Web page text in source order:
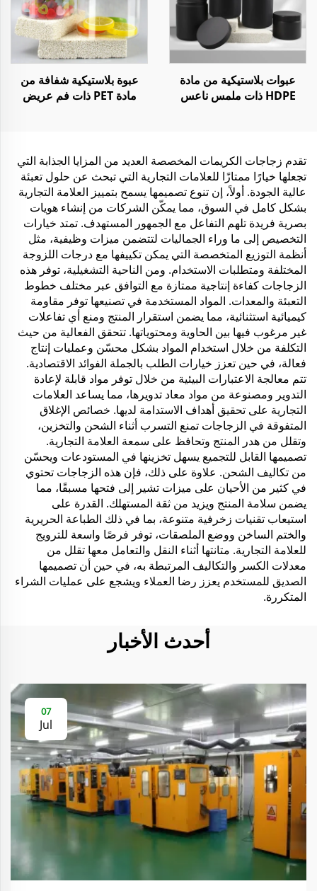
عبوات بلاستيكية من مادة
HDPE ذات ملمس ناعس
عبوة بلاستيكية شفافة من
مادة PET ذات فم عريض
تقدم زجاجات الكريمات المخصصة العديد من المزايا الجذابة التي
تجعلها خيارًا ممتازًا للعلامات التجارية التي تبحث عن حلول تعبئة
عالية الجودة. أولاً، إن تنوع تصميمها يسمح بتمييز العلامة التجارية
بشكل كامل في السوق، مما يمكّن الشركات من إنشاء هويات
بصرية فريدة تلهم التفاعل مع الجمهور المستهدف. تمتد خيارات
التخصيص إلى ما وراء الجماليات لتتضمن ميزات وظيفية، مثل
أنظمة التوزيع المتخصصة التي يمكن تكييفها مع درجات اللزوجة
المختلفة ومتطلبات الاستخدام. ومن الناحية التشغيلية، توفر هذه
الزجاجات كفاءة إنتاجية ممتازة مع التوافق عبر مختلف خطوط
التعبئة والمعدات. المواد المستخدمة في تصنيعها توفر مقاومة
كيميائية استثنائية، مما يضمن استقرار المنتج ومنع أي تفاعلات
غير مرغوب فيها بين الحاوية ومحتوياتها. تتحقق الفعالية من حيث
التكلفة من خلال استخدام المواد بشكل محسّن وعمليات إنتاج
فعالة، في حين تعزز خيارات الطلب بالجملة الفوائد الاقتصادية.
تتم معالجة الاعتبارات البيئية من خلال توفر مواد قابلة لإعادة
التدوير ومصنوعة من مواد معاد تدويرها، مما يساعد العلامات
التجارية على تحقيق أهداف الاستدامة لديها. خصائص الإغلاق
المتفوقة في الزجاجات تمنع التسرب أثناء الشحن والتخزين،
وتقلل من هدر المنتج وتحافظ على سمعة العلامة التجارية.
تصميمها القابل للتجميع يسهل تخزينها في المستودعات ويحسّن
من تكاليف الشحن. علاوة على ذلك، فإن هذه الزجاجات تحتوي
في كثير من الأحيان على ميزات تشير إلى فتحها مسبقًا، مما
يضمن سلامة المنتج ويزيد من ثقة المستهلك. القدرة على
استيعاب تقنيات زخرفية متنوعة، بما في ذلك الطباعة الحريرية
والختم الساخن ووضع الملصقات، توفر فرصًا واسعة للترويج
للعلامة التجارية. متانتها أثناء النقل والتعامل معها تقلل من
معدلات الكسر والتكاليف المرتبطة به، في حين أن تصميمها
الصديق للمستخدم يعزز رضا العملاء ويشجع على عمليات الشراء
المتكررة.
أحدث الأخبار
07
Jul